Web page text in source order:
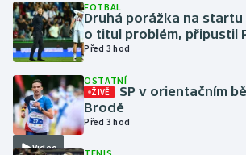
Lyže a snowboard
Moderní pětiboj
Motorsport
Olympijské hry
FOTBAL
Druhá porážka na
o titul problém, připustil
Před 3 hod
Video
OSTATNÍ
ŽIVĚ
SP v orientačním
Brodě
Před 3 hod